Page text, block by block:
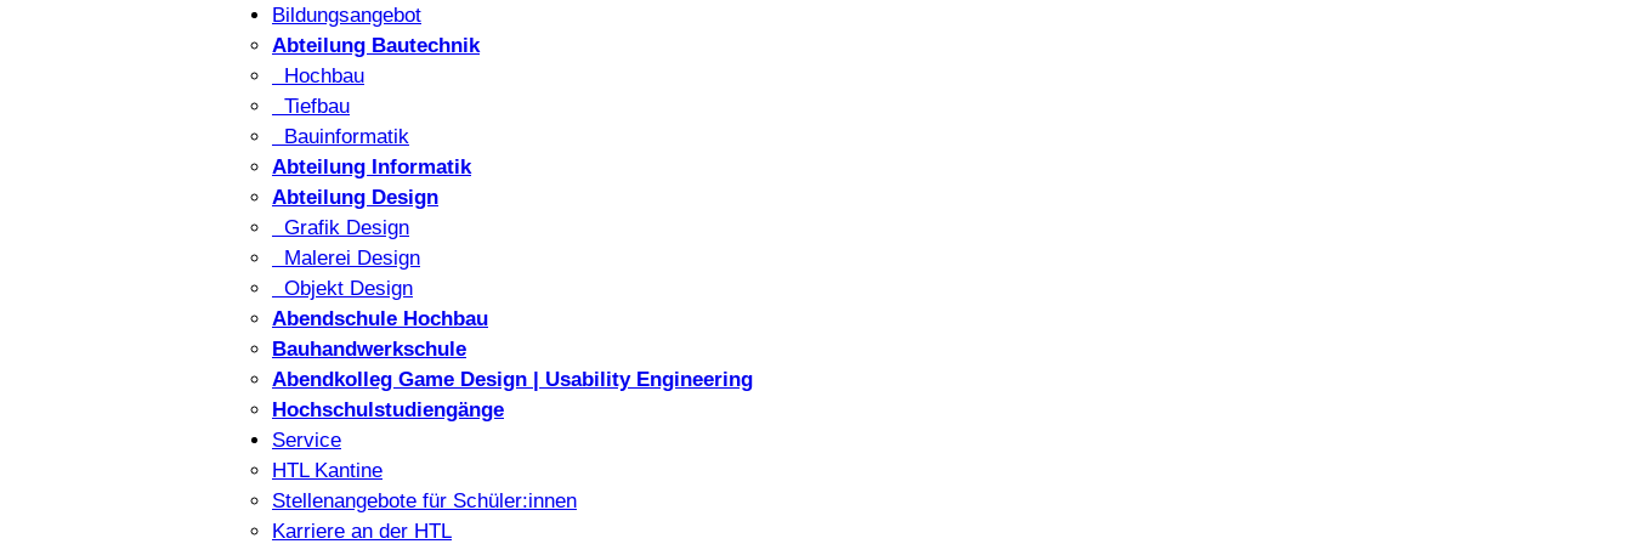
Bildungsangebot
Abteilung Bautechnik
Hochbau
Tiefbau
Bauinformatik
Abteilung Informatik
Abteilung Design
Grafik Design
Malerei Design
Objekt Design
Abendschule Hochbau
Bauhandwerkschule
Abendkolleg Game Design | Usability Engineering
Hochschulstudiengänge
Service
HTL Kantine
Stellenangebote für Schüler:innen
Karriere an der HTL